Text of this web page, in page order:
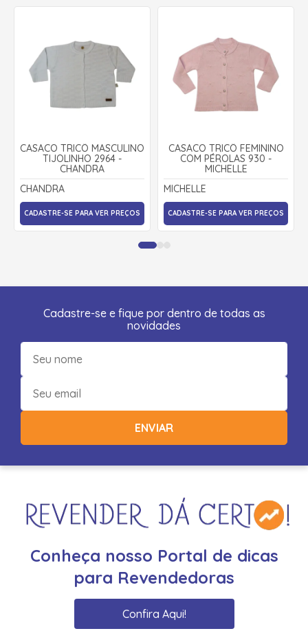
CASACO TRICÔ MASCULINO
TIJOLINHO 2964 -
CHANDRA
CHANDRA
CADASTRE-SE PARA VER PREÇOS
CASACO TRICÔ FEMININO
COM PÉROLAS 930 -
MICHELLE
MICHELLE
CADASTRE-SE PARA VER PREÇOS
Cadastre-se e fique por dentro de todas as
novidades
ENVIAR
Conheça nosso Portal de dicas
para Revendedoras
Confira Aqui!